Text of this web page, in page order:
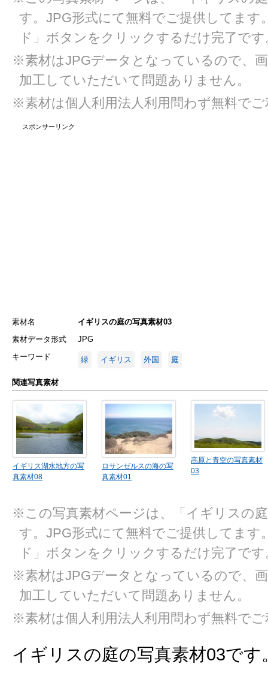
す。JPG形式にて無料でご提供してます
ド」ボタンをクリックするだけ完了です
※素材はJPGデータとなっているので、
加工していただいて問題ありません。
※素材は個人利用法人利用問わず無料で
スポンサーリンク
素材名
イギリスの庭の写真素材03
素材データ形式
JPG
キーワード
緑 イギリス 外国 庭
関連写真素材
イギリス湖水地方の写
真素材08
ロサンゼルスの海の写
真素材01
高原と青空の写真素材
03
※この写真素材ページは、「イギリスの
す。JPG形式にて無料でご提供してます
ド」ボタンをクリックするだけ完了です
※素材はJPGデータとなっているので、
加工していただいて問題ありません。
※素材は個人利用法人利用問わず無料で
イギリスの庭の写真素材03です